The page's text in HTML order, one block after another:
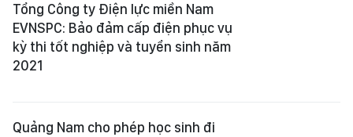
Tổng Công ty Điện lực miền Nam
EVNSPC: Bảo đảm cấp điện phục vụ
kỳ thi tốt nghiệp và tuyển sinh năm
2021
Quảng Nam cho phép học sinh đi